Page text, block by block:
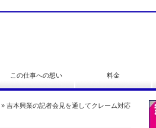
この仕事への想い 料金
» 吉本興業の記者会見を通してクレーム対応